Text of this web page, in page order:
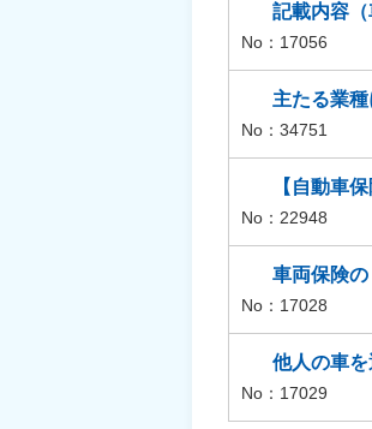
記載内容
No：17056
主たる業
No：34751
【自動車
No：22948
車両保険の
No：17028
他人の車
No：17029